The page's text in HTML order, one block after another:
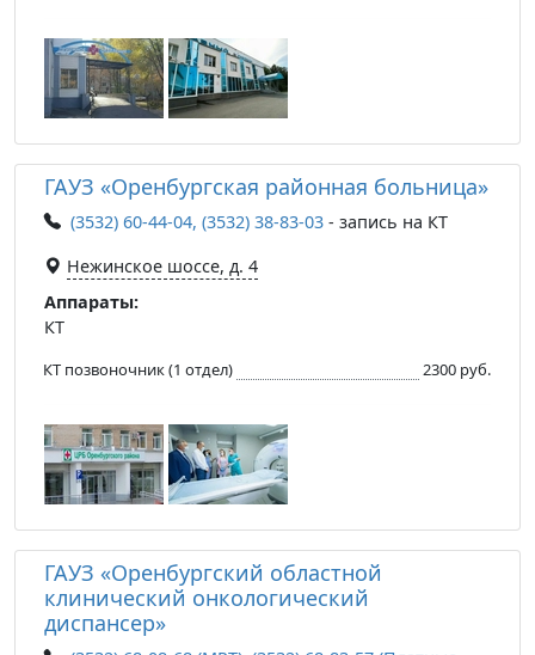
ГАУЗ «Оренбургская районная больница»
(3532) 60-44-04, (3532) 38-83-03 - запись на КТ
Нежинское шоссе, д. 4
Аппараты:
КТ
КТ позвоночник (1 отдел) 2300 руб.
ГАУЗ «Оренбургский областной
клинический онкологический
диспансер»